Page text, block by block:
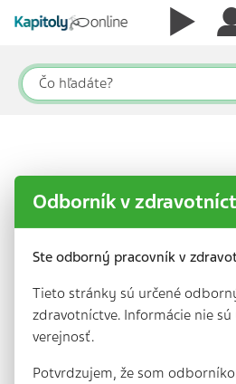
Odborník v
Ste odborný pracovník v
Tieto stránky sú určené
zdravotníctve. Informácie nie
verejnosť.
Potvrdzujem, že som